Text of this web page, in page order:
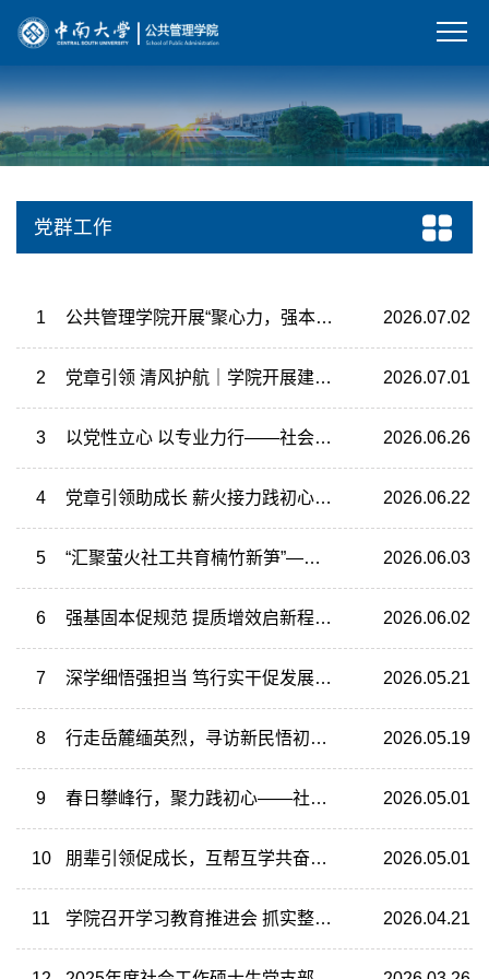
党群工作
1 公共管理学院开展“聚心力，强本领，促担当”干部作风能力建设专题培训 2026.07.02
2 党章引领 清风护航｜学院开展建党105周年主题党日学习教育系列活动 2026.07.01
3 以党性立心 以专业力行——社会工作硕士生党支部与社会学博士生党支部组织“树立和践行正确政绩观学习教育”专题党课 2026.06.26
4 党章引领助成长 薪火接力践初心——公共管理硕士生第一党支部会议纪实 2026.06.22
5 “汇聚萤火社工共育楠竹新笋”——社会工作硕士生党支部开展儿童友好共创墙绘第二期志愿服务活动 2026.06.03
6 强基固本促规范 提质增效启新程—— 学院党委举办第二期基层党建规范化建设专项培训 2026.06.02
7 深学细悟强担当 笃行实干促发展——公共管理学院博士生党支部开展二十届四中全会精神培训暨5月主题学习研讨活动 2026.05.21
8 行走岳麓缅英烈，寻访新民悟初心——行政管理本科生党支部开展主题党日活动 2026.05.19
9 春日攀峰行，聚力践初心——社会学本科生党支部举行4月主题党日活动 2026.05.01
10 朋辈引领促成长，互帮互学共奋进——社会学硕士生党支部举办4月主题党日活动 2026.05.01
11 学院召开学习教育推进会 抓实整改整治 推动学习教育走深走实 2026.04.21